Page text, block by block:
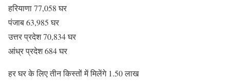
हरियाणा 77,058 घर
पंजाब 63,985 घर
उत्तर प्रदेश 70,834 घर
आंध्र प्रदेश 684 घर
हर घर के लिए तीन किस्तों में मिलेंगे 1.50 लाख